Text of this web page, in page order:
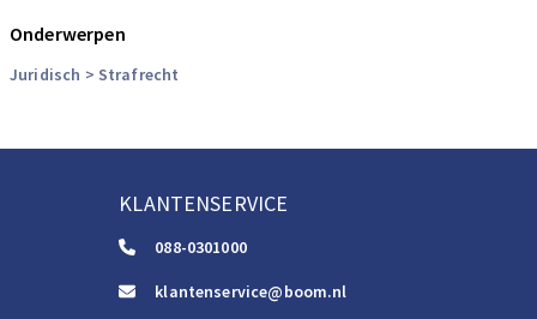
Liefaard,Weijers
PROCES, 4, 2007
Beginselenwet Justitiële inrichtingen beschouwd vanuit
internationaal kinderrechtelijk perspectief
Onderwerpen
Juridisch > Strafrecht
KLANTENSERVICE
088-0301000
klantenservice@boom.nl